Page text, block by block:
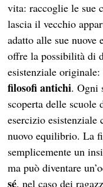
vita: raccoglie le sue
lascia il vecchio
adatto alle sue
offre la possibilità di
esistenziale originale:
filosofi antichi. Ogni
scoperta delle
esercizio esistenziale
nuovo equilibrio. La
semplicemente un
ma può diventare
sé, nel caso dei